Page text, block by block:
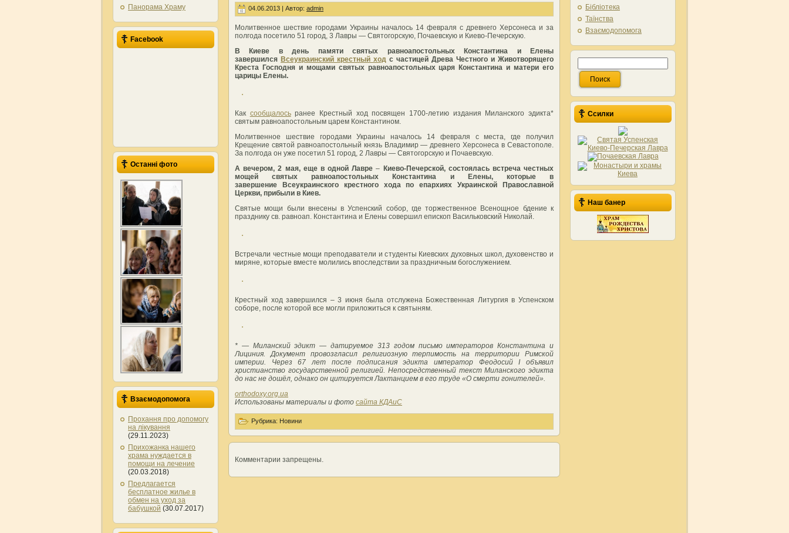
Панорама Храму
Facebook
Останні фото
Взаємодопомога
Прохання про допомогу
на лікування
(29.11.2023)
Прихожанка нашего
храма нуждается в
помощи на лечение
(20.03.2018)
Предлагается
бесплатное жилье в
обмен на уход за
бабушкой (30.07.2017)
04.06.2013 | Автор: admin
Молитвенное шествие городами Украины началось 14 февраля с древнего Херсонеса и за
полгода посетило 51 город, 3 Лавры — Святогорскую, Почаевскую и Киево-Печерскую.
В Киеве в день памяти святых равноапостольных Константина и Елены
завершился Всеукраинский крестный ход с частицей Древа Честного и Животворящего
Креста Господня и мощами святых равноапостольных царя Константина и матери его
царицы Елены.
Как сообщалосьранее Крестный ход посвящен 1700-летию издания Миланского эдикта*
святым равноапостольным царем Константином.
Молитвенное шествие городами Украины началось 14 февраля с места, где получил
Крещение святой равноапостольный князь Владимир — древнего Херсонеса в Севастополе.
За полгода он уже посетил 51 город, 2 Лавры — Святогорскую и Почаевскую.
А вечером, 2 мая, еще в одной Лавре– Киево-Печерской, состоялась встреча честных
мощей святых равноапостольных Константина и Елены, которые в
завершение Всеукраинского крестного хода по епархиях Украинской Православной
Церкви, прибыли в Киев.
Святые мощи были внесены в Успенский собор, где торжественное Всенощное бдение к
празднику св. равноап. Константина и Елены совершил епископ Васильковский Николай.
Встречали честные мощи преподаватели и студенты Киевских духовных школ, духовенство и
миряне, которые вместе молились впоследствии за праздничным богослужением.
Крестный ход завершился – 3 июня была отслужена Божественная Литургия в Успенском
соборе, после которой все могли приложиться к святыням.
* — Миланский эдикт — датируемое 313 годом письмо императоров Константина и
Лициния. Документ провозгласил религиозную терпимость на территории Римской
империи. Через 67 лет после подписания эдикта император Феодосий I объявил
христианство государственной религией. Непосредственный текст Миланского эдикта
до нас не дошёл, однако он цитируется Лактанцием в его труде «О смерти гонителей».
orthodoxy.org.ua
Использованы материалы и фото сайта КДАиС
Рубрика: Новини
Комментарии запрещены.
Бібліотека
Таїнства
Взаємодопомога
Ссилки
Наш банер